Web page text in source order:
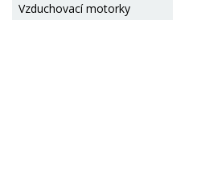
Vzduchovací motorky